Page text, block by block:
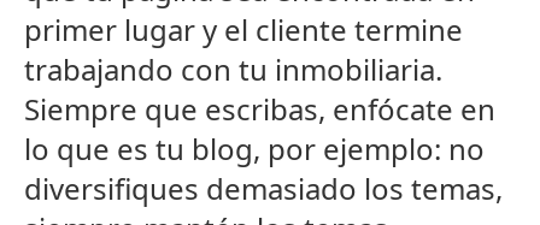
primer lugar y el cliente termine
trabajando con tu inmobiliaria.
Siempre que escribas, enfócate en
lo que es tu blog, por ejemplo: no
diversifiques demasiado los temas,